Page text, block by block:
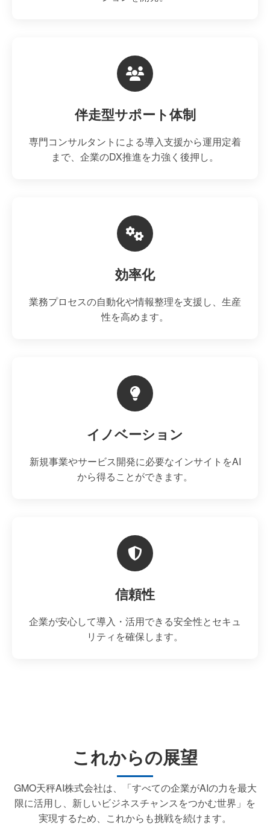
伴走型サポート体制
専門コンサルタントによる導入支援から運用定着
まで、企業のDX推進を力強く後押し。
効率化
業務プロセスの自動化や情報整理を支援し、生産
性を高めます。
イノベーション
新規事業やサービス開発に必要なインサイトをAI
から得ることができます。
信頼性
企業が安心して導入・活用できる安全性とセキュ
リティを確保します。
これからの展望
GMO天秤AI株式会社は、「すべての企業がAIの力を最大
限に活用し、新しいビジネスチャンスをつかむ世界」を
実現するため、これからも挑戦を続けます。